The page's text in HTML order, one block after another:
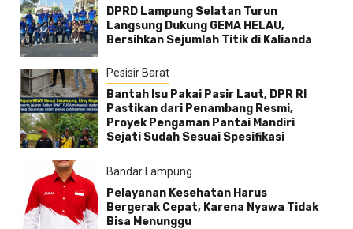
DPRD Lampung Selatan Turun
Langsung Dukung GEMA HELAU,
Bersihkan Sejumlah Titik di Kalianda
Pesisir Barat
Bantah Isu Pakai Pasir Laut, DPR RI
Pastikan dari Penambang Resmi,
Proyek Pengaman Pantai Mandiri
Sejati Sudah Sesuai Spesifikasi
Bandar Lampung
Pelayanan Kesehatan Harus
Bergerak Cepat, Karena Nyawa Tidak
Bisa Menunggu